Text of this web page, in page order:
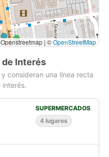
| ©OpenStreetMap
de Interés
consideran una línea recta
SUPERMERCADOS
4 lugares